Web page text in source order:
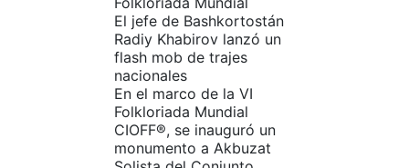
El jefe de Bashkortostán
Radiy Khabirov lanzó un
flash mob de trajes
nacionales
En el marco de la VI
Folkloriada Mundial
CIOFF®️, se inauguró un
monumento a Akbuzat